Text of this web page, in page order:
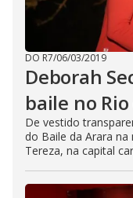
DO R7/06/03/2019
Deborah
baile no
De vestido
do Baile da Arara
Tereza, na capital